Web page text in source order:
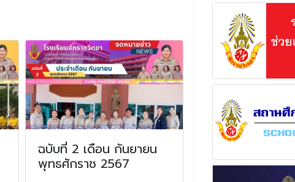
ฉบับที่ 2 เดือน กันยายน
พุทธศักราช 2567
พุทธศักราช 2569